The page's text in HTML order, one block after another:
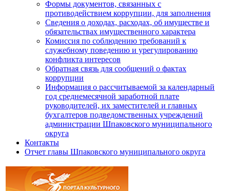
Формы документов, связанных с
противодействием коррупции, для заполнения
Сведения о доходах, расходах, об имуществе и
обязательствах имущественного характера
Комиссия по соблюдению требований к
служебному поведению и урегулированию
конфликта интересов
Обратная связь для сообщений о фактах
коррупции
Информация о рассчитываемой за календарный
год среднемесячной заработной плате
руководителей, их заместителей и главных
бухгалтеров подведомственных учреждений
администрации Шпаковского муниципального
округа
Контакты
Отчет главы Шпаковского муниципального округа